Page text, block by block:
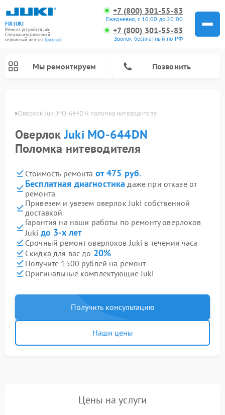
FIX-JUKI
Ремонт устройств Juki
Специализированный
cервисный центр г.Грозный
+7 (800) 301-55-83
Ежедневно, с 10:00 до 20:00
+7 (800) 301-55-83
Звонок бесплатный по РФ
Мы ремонтируем Позвонить
Оверлок Juki MO-644DN поломка нитеводителя
ОверлокJuki MO-644DN
Поломка нитеводителя
Стоимость ремонта от 475 руб.
Бесплатная диагностика даже при отказе от
ремонта
Привезем и увезем оверлок Juki собственной
доставкой
Гарантия на наши работы по ремонту оверлоков
Juki до 3-х лет
Срочный ремонт оверлоков Juki в течении часа
Скидка для вас до 20%
Получите 1500 рублей на ремонт
Оригинальные комплектующие Juki
Получить консультацию
Наши цены
Цены на услуги